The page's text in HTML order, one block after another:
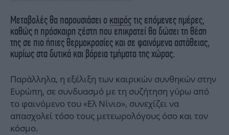
Μεταβολές θα παρουσιάσει ο καιρόςτις επόμενες ημέρες,
καθώς η πρόσκαιρη ζέστη που επικρατεί θα δώσει τη θέση
της σε πιο ήπιες θερμοκρασίες και σε φαινόμενα αστάθειας,
κυρίως στα δυτικά και βόρεια τμήματα της χώρας.
Παράλληλα, η εξέλιξη των καιρικών συνθηκών στην
Ευρώπη, σε συνδυασμό με τη συζήτηση γύρω από
το φαινόμενο του «Ελ Νίνιο», συνεχίζει να
απασχολεί τόσο τους μετεωρολόγους όσο και τον
κόσμο.